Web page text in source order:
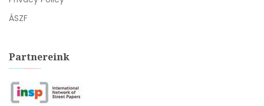
ÁSZF
Partnereink